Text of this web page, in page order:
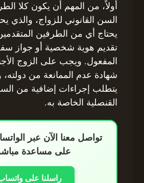
أولاً، من المهم أن يكون كلا
يحتاج أي من الطرفين
تقديم هوية شخصية أو جواز
المفعول. ويجب على الزوج
شهادة عدم الممانعة من دولته،
يتطلب إجراءات إضافية من
القنصلية الخاصة به.
تواصل معنا الآن عبر
على مساعدة
راسلنا على